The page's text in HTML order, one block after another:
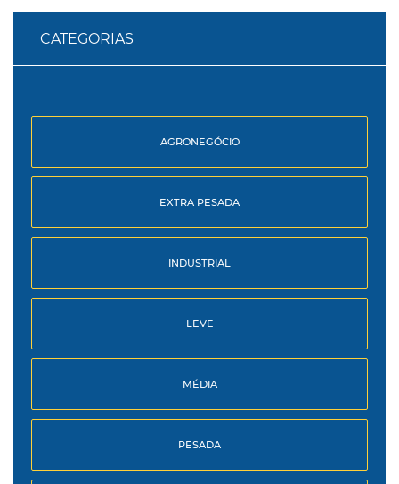
CATEGORIAS
AGRONEGÓCIO
EXTRA PESADA
INDUSTRIAL
LEVE
MÉDIA
PESADA